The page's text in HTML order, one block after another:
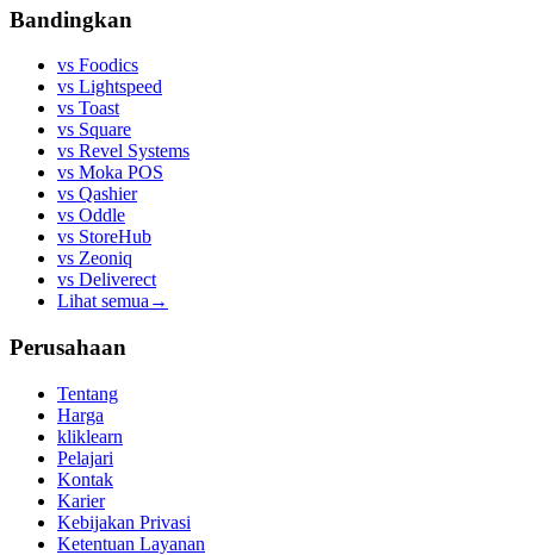
Bandingkan
vs Foodics
vs Lightspeed
vs Toast
vs Square
vs Revel Systems
vs Moka POS
vs Qashier
vs Oddle
vs StoreHub
vs Zeoniq
vs Deliverect
Lihat semua →
Perusahaan
Tentang
Harga
kliklearn
Pelajari
Kontak
Karier
Kebijakan Privasi
Ketentuan Layanan